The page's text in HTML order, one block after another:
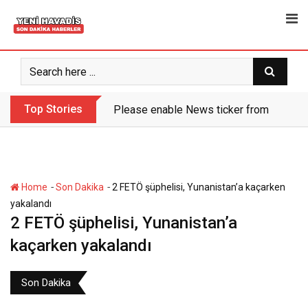
Top Stories Please enable News ticker from the
Home -Son Dakika -2 FETÖ şüphelisi, Yunanistan’a kaçarken
yakalandı
2 FETÖ şüphelisi, Yunanistan’a
kaçarken yakalandı
Son Dakika